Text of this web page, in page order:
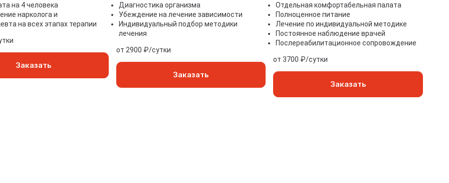
на 4 человека
нарколога и
на всех этапах терапии
Заказать
Диагностика организма
Убеждение на лечение зависимости
Индивидуальный подбор методики
лечения
от 2900 ₽/сутки
Заказать
Отдельная комфортабельная палата
Полноценное питание
Лечение по индивидуальной методике
Постоянное наблюдение врачей
Послереабилитационное сопровождение
от 3700 ₽/сутки
Заказать